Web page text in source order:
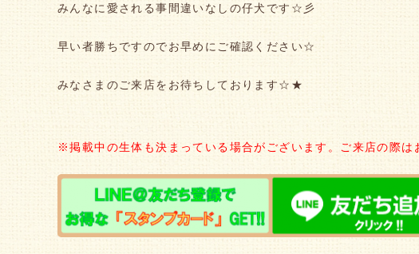
みんなに愛される事間違いなしの仔犬です☆彡
早い者勝ちですのでお早めにご確認ください☆
みなさまのご来店をお待ちしております☆★
※掲載中の生体も決まっている場合がございます。ご来店の際は